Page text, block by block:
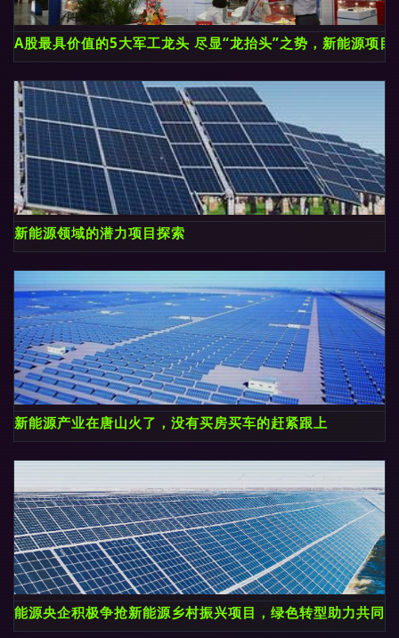
A股最具价值的5大军工龙头 尽显“龙抬头”之势，新能源项
新能源领域的潜力项目探索
新能源产业在唐山火了，没有买房买车的赶紧跟上
能源央企积极争抢新能源乡村振兴项目，绿色转型助力共同